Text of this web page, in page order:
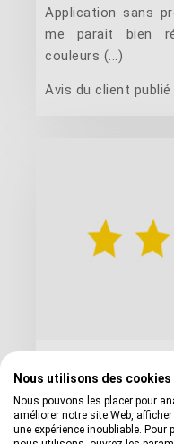
Application sans
me parait bien
couleurs (...)
Avis du client
Avis
La promesse
Nous utilisons des cookies
Nous pouvons les placer pour
améliorer notre site Web,
une expérience inoubliable.